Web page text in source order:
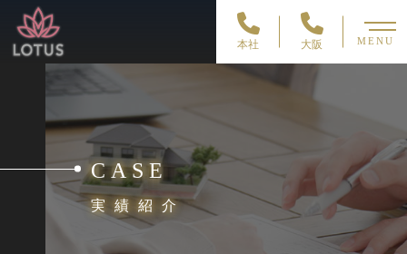
本社 大阪 MENU
CASE
実績紹介